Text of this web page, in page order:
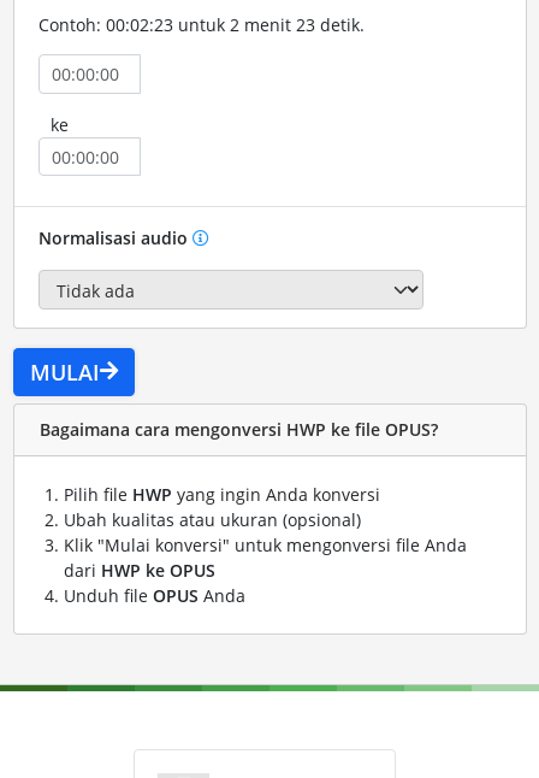
Contoh: 00:02:23 untuk 2 menit 23 detik.
ke
Normalisasi audio
MULAI
Bagaimana cara mengonversi HWP ke file OPUS?
Pilih file HWP yang ingin Anda konversi
Ubah kualitas atau ukuran (opsional)
Klik "Mulai konversi" untuk mengonversi file Anda
dari HWP ke OPUS
Unduh file OPUS Anda